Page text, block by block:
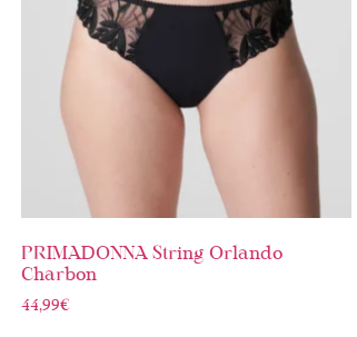
PRIMADONNA String Orlando
Charbon
44,99€